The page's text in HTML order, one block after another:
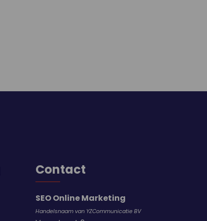
Contact
SEO Online Marketing
Handelsnaam van YZCommunicatie BV